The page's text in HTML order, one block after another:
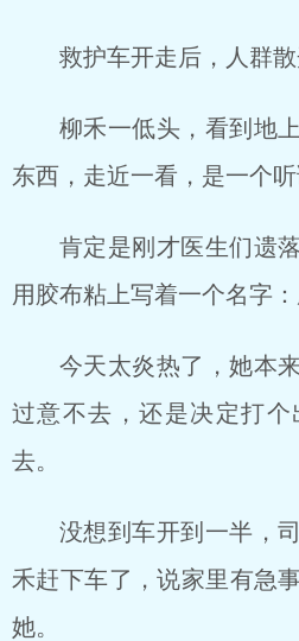
救护车开走后，人群散
柳禾一低头，看到地
东西，走近一看，是一个听
肯定是刚才医生们遗
用胶布粘上写着一个名字
今天太炎热了，她本
过意不去，还是决定打
去。
没想到车开到一半，
禾赶下车了，说家里有急
她。